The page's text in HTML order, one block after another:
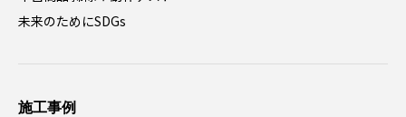
未来のためにSDGs
施工事例